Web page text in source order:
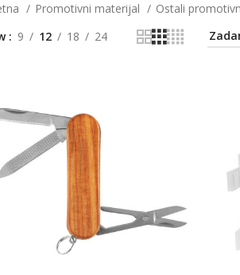
Promotivni materijal Ostali
9 12 18 24